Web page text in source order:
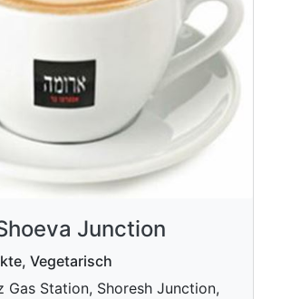
Junction
Vegetarisch
Gas Station, Shoresh Junction,